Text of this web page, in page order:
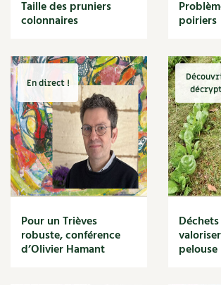
Cuisine saine
Décoration
DIY
Eau
Énergie
Enfants
Expérimentation
Fleur
Jardin bio
Légumes
Légumineuse
Maïs doux
Maison saine
Taille des pruniers
colonnaires poiriers
En direct !
Pour un Trièves
robuste, conférence
d’Olivier Hamant pelouse